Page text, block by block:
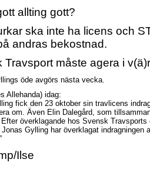
allting gott?
ska inte ha licens och
andras bekostnad.
Travsport måste agera i
öde avgörs nästa vecka.
Allehanda) idag:
fick den 23 oktober sin travlicens
om. Även Elin Dalegård, som
överklagande hos Svensk
Jonas Gylling har överklagat
Ilse